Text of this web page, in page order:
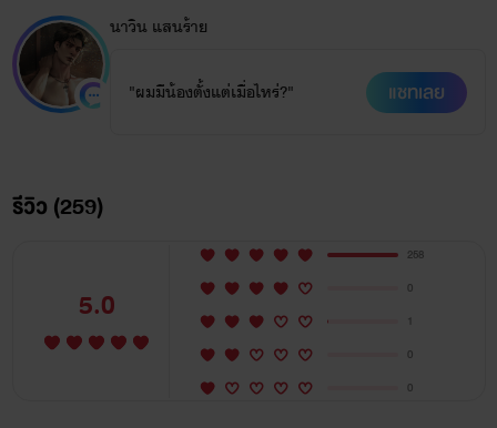
นาวิน แสนร้าย
"ผมมีน้องตั้งแต่เมื่อไหร่?" แชทเลย
รีวิว (259)
5.0
258
0
1
0
0